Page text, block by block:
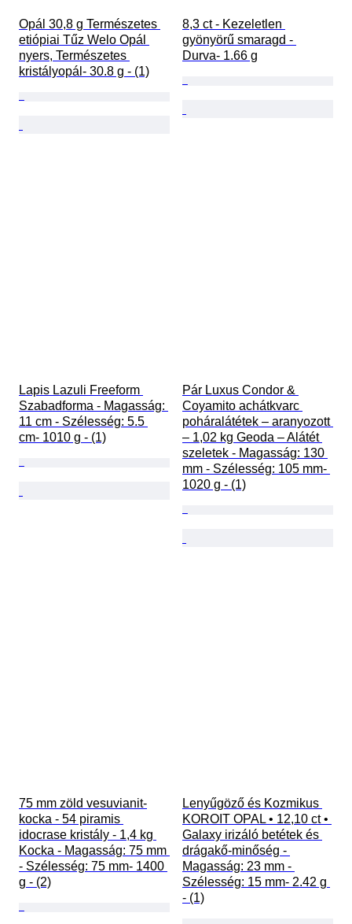
Opál 30,8 g Természetes
etiópiai Tűz Welo Opál
nyers, Természetes
kristályopál- 30.8 g - (1)
8,3 ct - Kezeletlen
gyönyörű smaragd -
Durva- 1.66 g
Lapis Lazuli Freeform
Szabadforma - Magasság:
11 cm - Szélesség: 5.5
cm- 1010 g - (1)
Pár Luxus Condor &
Coyamito achátkvarc
poháralátétek – aranyozott
– 1,02 kg Geoda – Alátét
szeletek - Magasság: 130
mm - Szélesség: 105 mm-
1020 g - (1)
75 mm zöld vesuvianit-
kocka - 54 piramis
idocrase kristály - 1,4 kg
Kocka - Magasság: 75 mm
- Szélesség: 75 mm- 1400
g - (2)
Lenyűgöző és Kozmikus
KOROIT OPAL • 12,10 ct •
Galaxy irizáló betétek és
drágakő-minőség -
Magasság: 23 mm -
Szélesség: 15 mm- 2.42 g
- (1)